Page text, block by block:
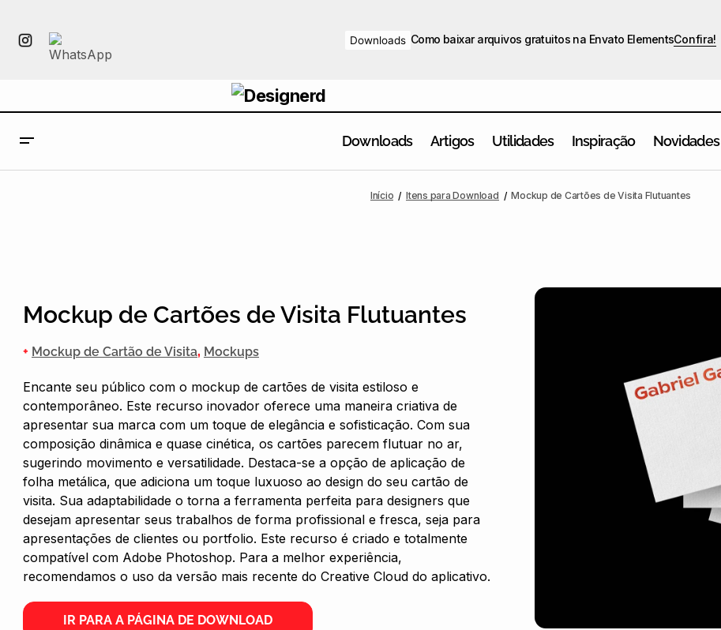
Downloads Como baixar arquivos gratuitos na Envato ElementsConfira!
Downloads Artigos Utilidades Inspiração Novidades
Início Itens para Download Mockup de Cartões de Visita Flutuantes
Mockup de Cartões de Visita Flutuantes
+ Mockup de Cartão de Visita, Mockups
Encante seu público com o mockup de cartões de visita estiloso e
contemporâneo. Este recurso inovador oferece uma maneira criativa de
apresentar sua marca com um toque de elegância e sofisticação. Com sua
composição dinâmica e quase cinética, os cartões parecem flutuar no ar,
sugerindo movimento e versatilidade. Destaca-se a opção de aplicação de
folha metálica, que adiciona um toque luxuoso ao design do seu cartão de
visita. Sua adaptabilidade o torna a ferramenta perfeita para designers que
desejam apresentar seus trabalhos de forma profissional e fresca, seja para
apresentações de clientes ou portfolio. Este recurso é criado e totalmente
compatível com Adobe Photoshop. Para a melhor experiência,
recomendamos o uso da versão mais recente do Creative Cloud do aplicativo.
IR PARA A PÁGINA DE DOWNLOAD